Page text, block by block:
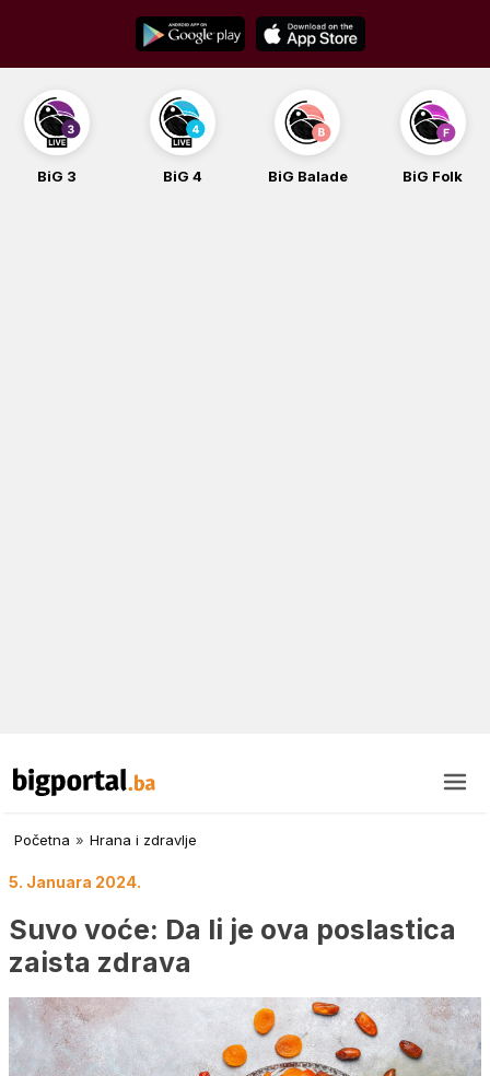
content
BiG 3 BiG 4 BiG Balade BiG Folk
Početna » Hrana i zdravlje
5. Januara 2024.
Suvo voće: Da li je ova poslastica
zaista zdrava